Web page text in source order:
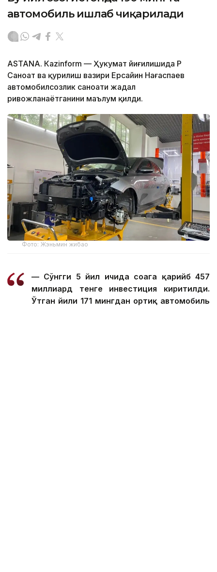
автомобиль ишлаб чиқарилади
ASTANА. Кazinform — Ҳукумат йиғилишида ҚР
Саноат ва қурилиш вазири Ерсайин Нағаспаев
автомобилсозлик саноати жадал
ривожланаётганини маълум қилди.
Фото: Жэньмин жибао
— Сўнгги 5 йил ичида соҳага қарийб 457
миллиард тенге инвестиция киритилди.
Ўтган йили 171 мингдан ортиқ автомобиль